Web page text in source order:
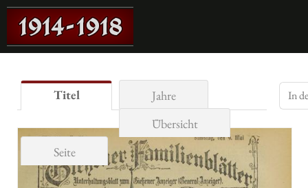
Titel
Jahre
Übersicht
Seite